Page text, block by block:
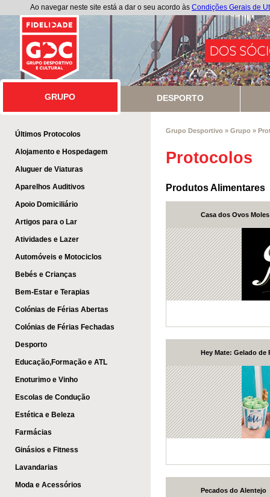
Ao navegar neste site está a dar o seu acordo às Condições Gerais de
GRUPO
GRUPO DESPORTO
Últimos Protocolos
Alojamento e Hospedagem
Aluguer de Viaturas
Aparelhos Auditivos
Apoio Domiciliário
Artigos para o Lar
Atividades e Lazer
Automóveis e Motociclos
Bebés e Crianças
Bem-Estar e Terapias
Colónias de Férias Abertas
Colónias de Férias Fechadas
Desporto
Educação,Formação e ATL
Enoturimo e Vinho
Escolas de Condução
Estética e Beleza
Farmácias
Ginásios e Fitness
Lavandarias
Moda e Acessórios
Grupo Desportivo » Grupo »
Protocolos
Produtos Alimentares
Casa dos Ovos
Hey Mate: Gelado de
Pecados do Alentejo